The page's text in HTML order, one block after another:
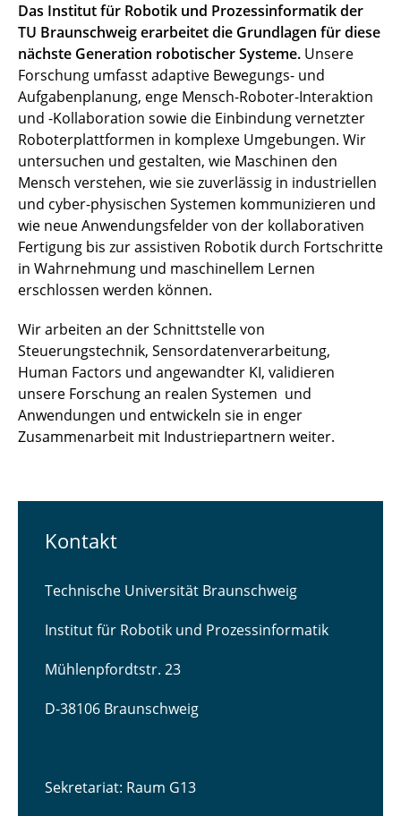
Das Institut für Robotik und Prozessinformatik der
TU Braunschweig erarbeitet die Grundlagen für diese
nächste Generation robotischer Systeme. Unsere
Forschung umfasst adaptive Bewegungs- und
Aufgabenplanung, enge Mensch-Roboter-Interaktion
und -Kollaboration sowie die Einbindung vernetzter
Roboterplattformen in komplexe Umgebungen. Wir
untersuchen und gestalten, wie Maschinen den
Mensch verstehen, wie sie zuverlässig in industriellen
und cyber-physischen Systemen kommunizieren und
wie neue Anwendungsfelder von der kollaborativen
Fertigung bis zur assistiven Robotik durch Fortschritte
in Wahrnehmung und maschinellem Lernen
erschlossen werden können.
Wir arbeiten an der Schnittstelle von
Steuerungstechnik, Sensordatenverarbeitung,
Human Factors und angewandter KI, validieren
unsere Forschung an realen Systemen und
Anwendungen und entwickeln sie in enger
Zusammenarbeit mit Industriepartnern weiter.
Kontakt
Technische Universität Braunschweig
Institut für Robotik und Prozessinformatik
Mühlenpfordtstr. 23
D-38106 Braunschweig
Sekretariat: Raum G13